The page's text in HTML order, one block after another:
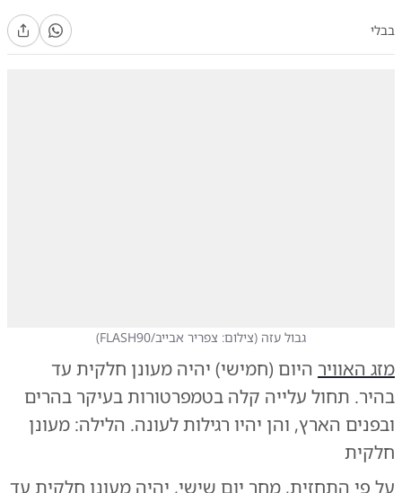
בבלי
גבול עזה (צילום: צפריר אבייב/FLASH90 )
מזג האוויר היום (חמישי) יהיה מעונן חלקית עד
בהיר. תחול עלייה קלה בטמפרטורות בעיקר בהרים
ובפנים הארץ, והן יהיו רגילות לעונה. הלילה: מעונן
חלקית
על פי התחזית, מחר יום שישי, יהיה מעונן חלקית עד